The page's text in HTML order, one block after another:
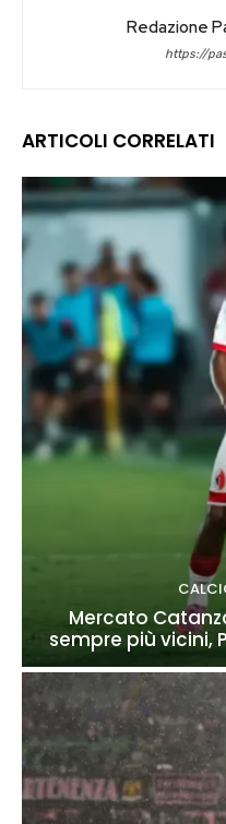
Redazione
https://
ARTICOLI CORRELATI
Mercato
sempre più vicini,